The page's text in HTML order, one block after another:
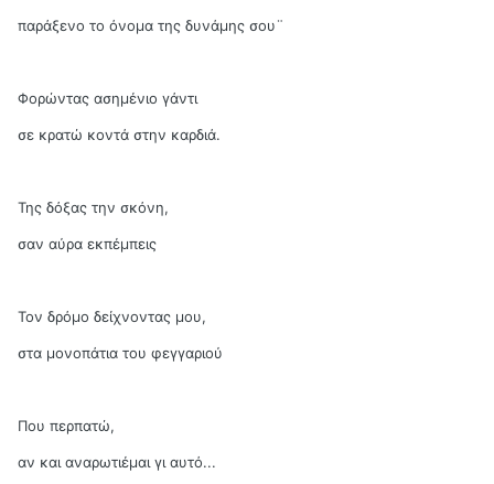
παράξενο το όνομα της δυνάμης σου¨
Φορώντας ασημένιο γάντι
σε κρατώ κοντά στην καρδιά.
Της δόξας την σκόνη,
σαν αύρα εκπέμπεις
Τον δρόμο δείχνοντας μου,
στα μονοπάτια του φεγγαριού
Που περπατώ,
αν και αναρωτιέμαι γι αυτό...